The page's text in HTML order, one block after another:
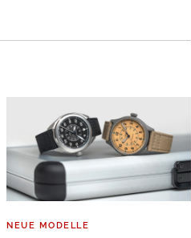
NEUE MODELLE